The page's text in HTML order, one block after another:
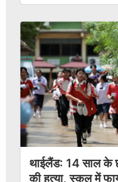
थाईलैंड: 14 साल के
की हत्या, स्कूल में